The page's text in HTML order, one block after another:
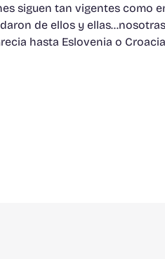
siguen tan vigentes como
de ellos y
hasta Eslovenia o